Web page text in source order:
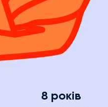
8 років